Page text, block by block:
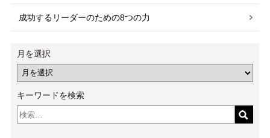
成功するリーダーのための8つの力
月を選択
キーワードを検索